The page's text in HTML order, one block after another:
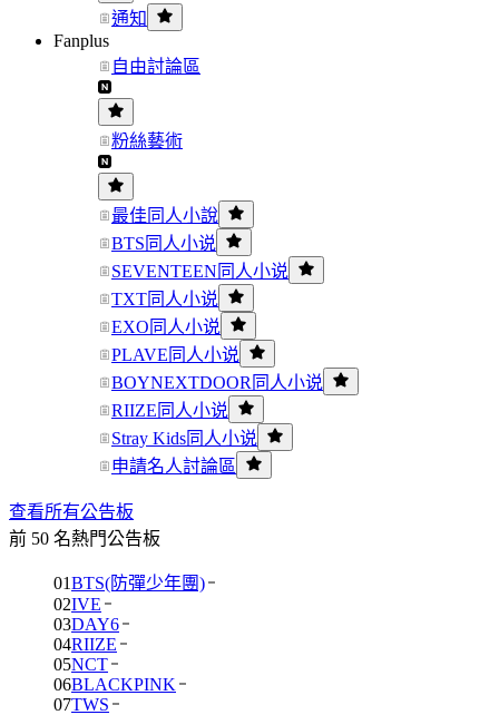
通知
Fanplus
自由討論區
粉絲藝術
最佳同人小說
BTS同人小说
SEVENTEEN同人小说
TXT同人小说
EXO同人小说
PLAVE同人小说
BOYNEXTDOOR同人小说
RIIZE同人小说
Stray Kids同人小说
申請名人討論區
查看所有公告板
前 50 名熱門公告板
01BTS(防彈少年團)
02IVE
03DAY6
04RIIZE
05NCT
06BLACKPINK
07TWS